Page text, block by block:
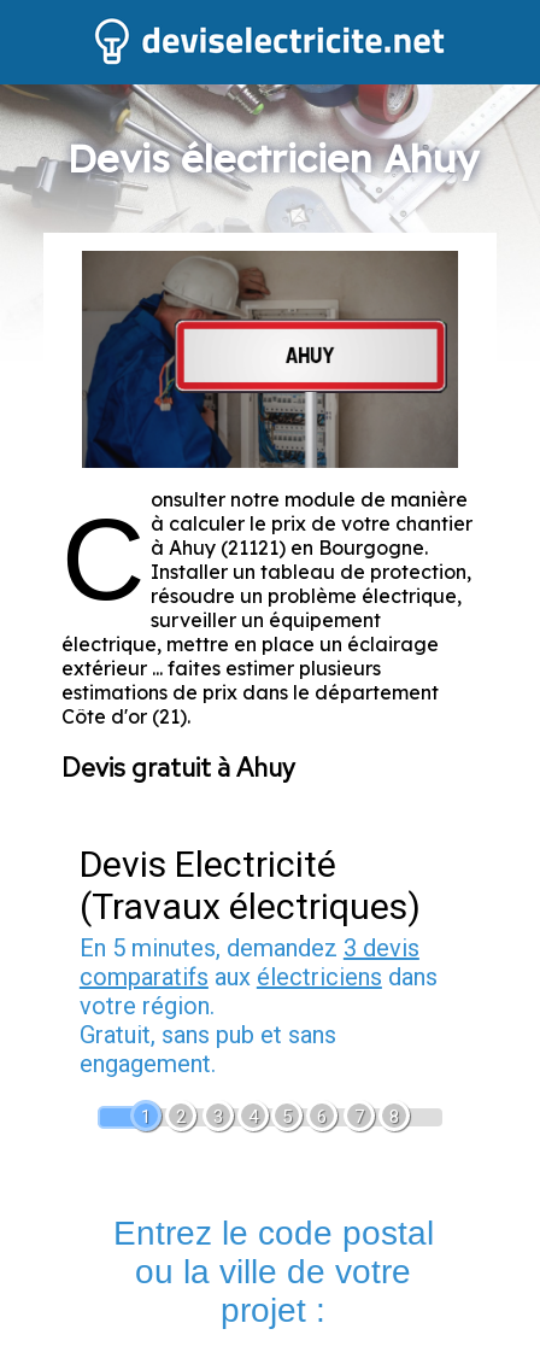
Devis électricien Ahuy
C onsulter notre module de manière
à calculer le prix de votre chantier
à Ahuy (21121) en Bourgogne.
Installer un tableau de protection,
résoudre un problème électrique,
surveiller un équipement
électrique, mettre en place un éclairage
extérieur ... faites estimer plusieurs
estimations de prix dans le département
Côte d'or (21).
Devis gratuit à Ahuy
Devis Electricité
(Travaux électriques)
En 5 minutes, demandez 3 devis
comparatifs aux électriciens dans
votre région.
Gratuit, sans pub et sans
engagement.
1 2 3 4 5 6 7 8
Entrez le code postal
ou la ville de votre
projet :